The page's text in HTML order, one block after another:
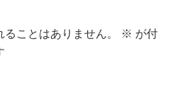
ことはありません。 ※ が付